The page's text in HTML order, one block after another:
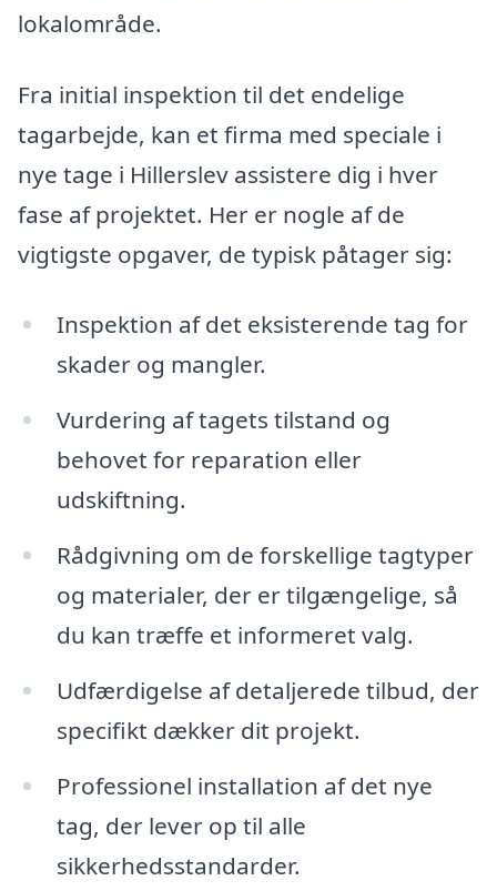
lokalområde.
Fra initial inspektion til det endelige
tagarbejde, kan et firma med speciale i
nye tage i Hillerslev assistere dig i hver
fase af projektet. Her er nogle af de
vigtigste opgaver, de typisk påtager sig:
Inspektion af det eksisterende tag for
skader og mangler.
Vurdering af tagets tilstand og
behovet for reparation eller
udskiftning.
Rådgivning om de forskellige tagtyper
og materialer, der er tilgængelige, så
du kan træffe et informeret valg.
Udfærdigelse af detaljerede tilbud, der
specifikt dækker dit projekt.
Professionel installation af det nye
tag, der lever op til alle
sikkerhedsstandarder.